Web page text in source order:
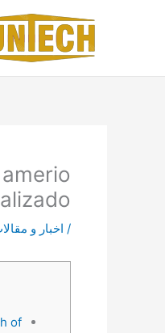
/ اخبار و
of